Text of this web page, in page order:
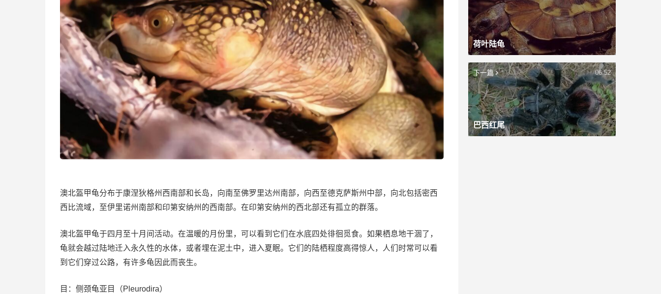
澳北盔甲龟分布于康涅狄格州西南部和长岛，向南至佛罗里达州南部，向西至德克萨斯州中部，向北包括密西
西比流域，至伊里诺州南部和印第安纳州的西南部。在印第安纳州的西北部还有孤立的群落。
澳北盔甲龟于四月至十月间活动。在温暖的月份里，可以看到它们在水底四处徘徊觅食。如果栖息地干涸了，
龟就会越过陆地迁入永久性的水体，或者埋在泥土中，进入夏眠。它们的陆栖程度高得惊人，人们时常可以看
到它们穿过公路，有许多龟因此而丧生。
目：侧颈龟亚目（Pleurodira）
荷叶陆龟
下一篇
巴西红尾
06:52